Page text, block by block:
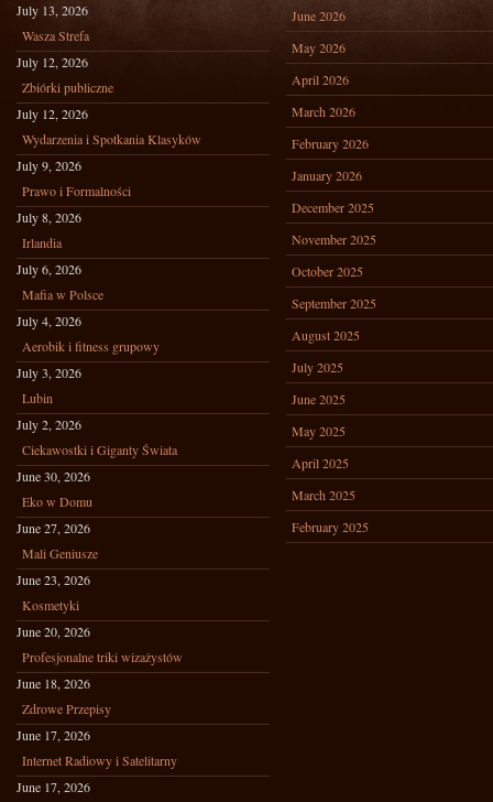
July 13, 2026
Wasza Strefa
July 12, 2026
Zbiórki publiczne
July 12, 2026
Wydarzenia i Spotkania Klasyków
July 9, 2026
Prawo i Formalności
July 8, 2026
Irlandia
July 6, 2026
Mafia w Polsce
July 4, 2026
Aerobik i fitness grupowy
July 3, 2026
Lubin
July 2, 2026
Ciekawostki i Giganty Świata
June 30, 2026
Eko w Domu
June 27, 2026
Mali Geniusze
June 23, 2026
Kosmetyki
June 20, 2026
Profesjonalne triki wizażystów
June 18, 2026
Zdrowe Przepisy
June 17, 2026
Internet Radiowy i Satelitarny
June 17, 2026
June 2026
May 2026
April 2026
March 2026
February 2026
January 2026
December 2025
November 2025
October 2025
September 2025
August 2025
July 2025
June 2025
May 2025
April 2025
March 2025
February 2025